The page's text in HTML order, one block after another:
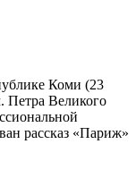
Коми (23
Петра Великого
рассказ «Париж»